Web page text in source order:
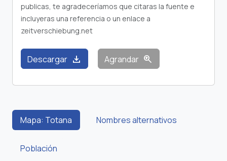
publicas, te agradeceríamos que citaras la fuente e
incluyeras una referencia o un enlace a
zeitverschiebung.net
Descargar download Agrandar zoom_in
Mapa: Totana Nombres alternativos
Población